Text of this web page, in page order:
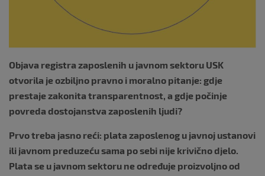
Objava registra zaposlenih u javnom sektoru USK
otvorila je ozbiljno pravno i moralno pitanje: gdje
prestaje zakonita transparentnost, a gdje počinje
povreda dostojanstva zaposlenih ljudi?
Prvo treba jasno reći: plata zaposlenog u javnoj ustanovi
ili javnom preduzeću sama po sebi nije krivično djelo.
Plata se u javnom sektoru ne određuje proizvoljno od